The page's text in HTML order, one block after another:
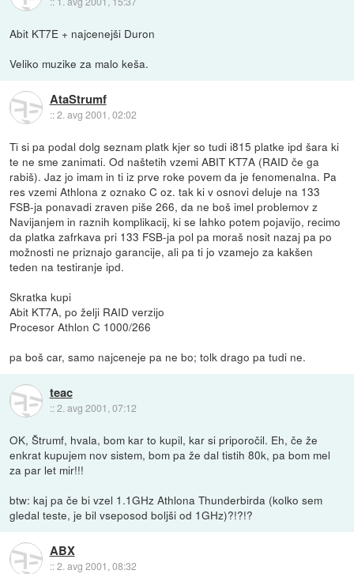
Abit KT7E + najcenejši Duron
Veliko muzike za malo keša.
AtaStrumf
::2. avg 2001, 02:02
Ti si pa podal dolg seznam platk kjer so tudi i815 platke ipd šara ki
te ne sme zanimati. Od naštetih vzemi ABIT KT7A (RAID če ga
rabiš). Jaz jo imam in ti iz prve roke povem da je fenomenalna. Pa
res vzemi Athlona z oznako C oz. tak ki v osnovi deluje na 133
FSB-ja ponavadi zraven piše 266, da ne boš imel problemov z
Navijanjem in raznih komplikacij, ki se lahko potem pojavijo, recimo
da platka zafrkava pri 133 FSB-ja pol pa moraš nosit nazaj pa po
možnosti ne priznajo garancije, ali pa ti jo vzamejo za kakšen
teden na testiranje ipd.
Skratka kupi
Abit KT7A, po želji RAID verzijo
Procesor Athlon C 1000/266
pa boš car, samo najceneje pa ne bo; tolk drago pa tudi ne.
teac
::2. avg 2001, 07:12
OK, Štrumf, hvala, bom kar to kupil, kar si priporočil. Eh, če že
enkrat kupujem nov sistem, bom pa že dal tistih 80k, pa bom mel
za par let mir!!!
btw: kaj pa če bi vzel 1.1GHz Athlona Thunderbirda (kolko sem
gledal teste, je bil vseposod boljši od 1GHz)?!?!?
ABX
::2. avg 2001, 08:32